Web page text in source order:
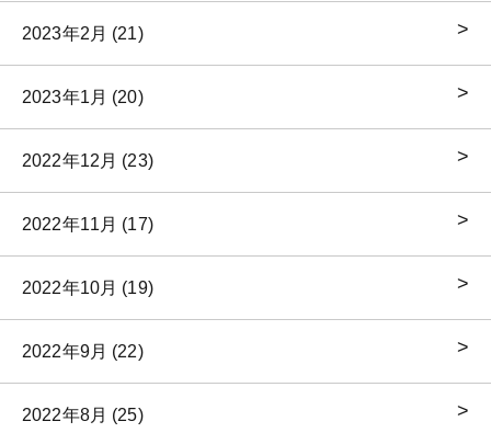
2023年2月 (21)
2023年1月 (20)
2022年12月 (23)
2022年11月 (17)
2022年10月 (19)
2022年9月 (22)
2022年8月 (25)